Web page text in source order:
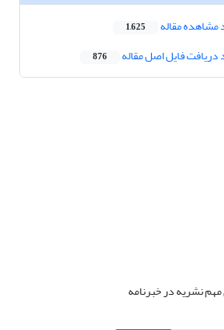
مشاهده مقاله 1,625
دریافت فایل اصل مقاله 876
مهم نشریه در خبرنامه